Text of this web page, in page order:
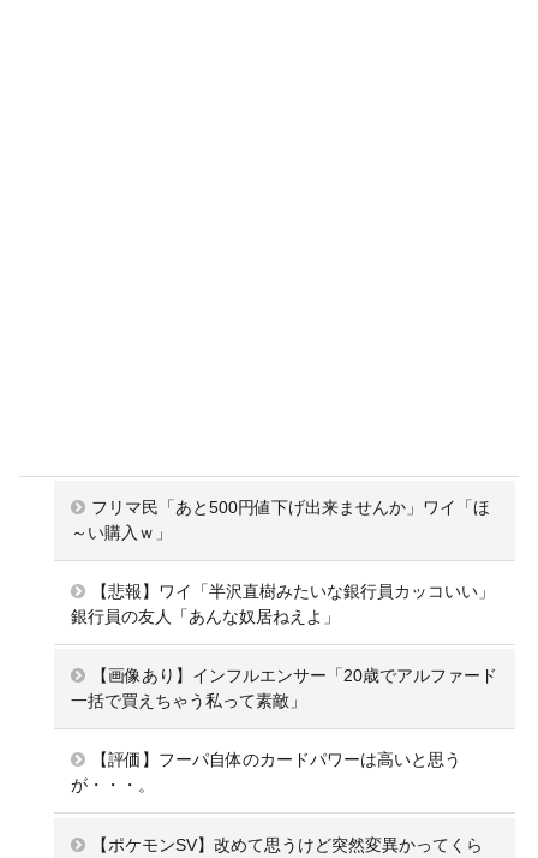
フリマ民「あと500円値下げ出来ませんか」ワイ「ほ
～い購入ｗ」
【悲報】ワイ「半沢直樹みたいな銀行員カッコいい」
銀行員の友人「あんな奴居ねえよ」
【画像あり】インフルエンサー「20歳でアルファード
一括で買えちゃう私って素敵」
【評価】フーパ自体のカードパワーは高いと思う
が・・・。
【ポケモンSV】改めて思うけど突然変異かってくら